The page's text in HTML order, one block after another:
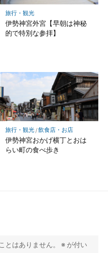
旅行・観光
伊勢神宮外宮【早朝は神秘
的で特別な参拝】
旅行・観光/飲食店・お店
伊勢神宮おかげ横丁とおは
らい町の食べ歩き
とはありません。 ※ が付い